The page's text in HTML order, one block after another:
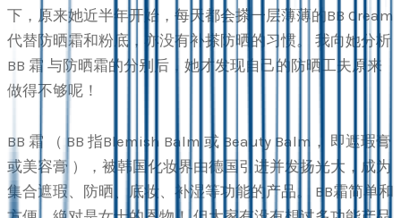
下，原来她近半年开始，每天都会搽一层薄薄的BB Cream
代替防晒霜和粉底，亦没有补搽防晒的习惯。 我向她分析
BB 霜 与防晒霜的分别后，她才发现自己的防晒工夫原来
做得不够呢！
BB 霜 （ BB 指Blemish Balm 或 Beauty Balm， 即遮瑕膏
或美容膏 ），被韩国化妆界由德国引进并发扬光大，成为
集合遮瑕、防晒、底妆、补湿等功能的产品。 BB霜简单和